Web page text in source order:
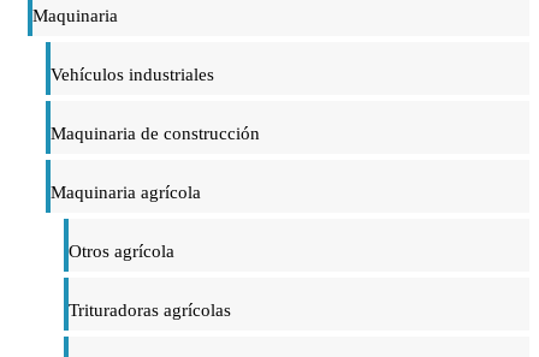
Maquinaria
Vehículos industriales
Maquinaria de construcción
Maquinaria agrícola
Otros agrícola
Trituradoras agrícolas